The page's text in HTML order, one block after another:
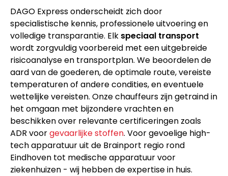
DAGO Express onderscheidt zich door
specialistische kennis, professionele uitvoering en
volledige transparantie. Elk speciaal transport
wordt zorgvuldig voorbereid met een uitgebreide
risicoanalyse en transportplan. We beoordelen de
aard van de goederen, de optimale route, vereiste
temperaturen of andere condities, en eventuele
wettelijke vereisten. Onze chauffeurs zijn getraind in
het omgaan met bijzondere vrachten en
beschikken over relevante certificeringen zoals
ADR voorgevaarlijke stoffen. Voor gevoelige high-
tech apparatuur uit de Brainport regio rond
Eindhoven tot medische apparatuur voor
ziekenhuizen - wij hebben de expertise in huis.